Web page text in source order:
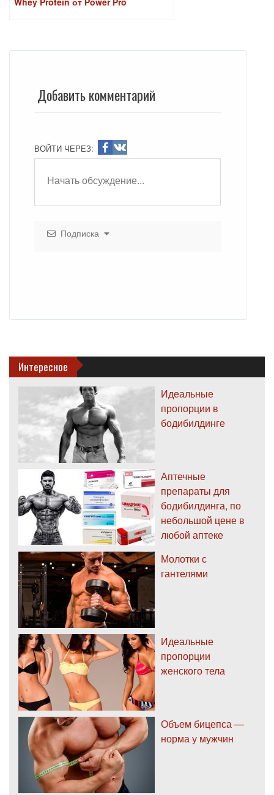
Добавить комментарий
ВОЙТИ ЧЕРЕЗ:
Подписка
Интересное
Идеальные
пропорции в
бодибилдинге
Аптечные
препараты для
бодибилдинга, по
небольшой цене в
любой аптеке
Молотки с
гантелями
Идеальные
пропорции
женского тела
Объем бицепса —
норма у мужчин